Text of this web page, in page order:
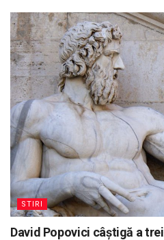
STIRI
David Popovici câștigă a